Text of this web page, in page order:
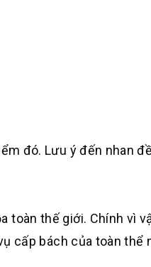
đó. Lưu ý đến nhan
toàn thế giới. Chính vì
cấp bách của toàn thể